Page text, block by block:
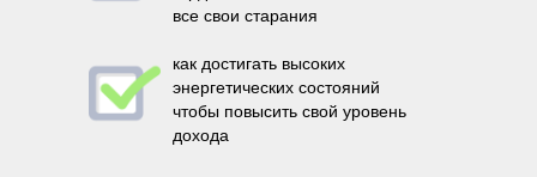
все свои старания
как достигать высоких
энергетических состояний
чтобы повысить свой уровень
дохода